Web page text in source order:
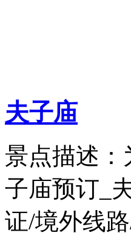
夫子庙
景点描述：
子庙预订_
证/境外线